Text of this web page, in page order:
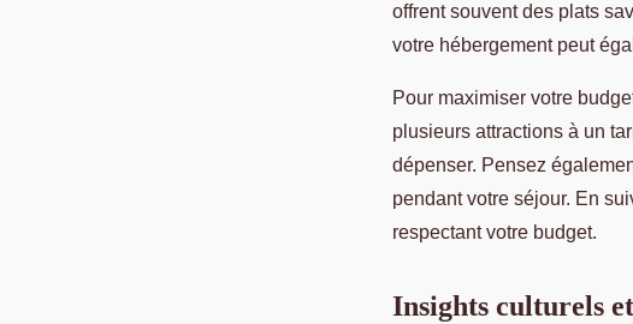
offrent souvent des plats
votre hébergement peut
Pour maximiser votre
plusieurs attractions à un
dépenser. Pensez
pendant votre séjour. En
respectant votre budget.
Insights culturels